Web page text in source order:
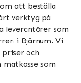
att beställa
verktyg på
leverantörer som
i Bjärnum. Vi
och
matkasse som